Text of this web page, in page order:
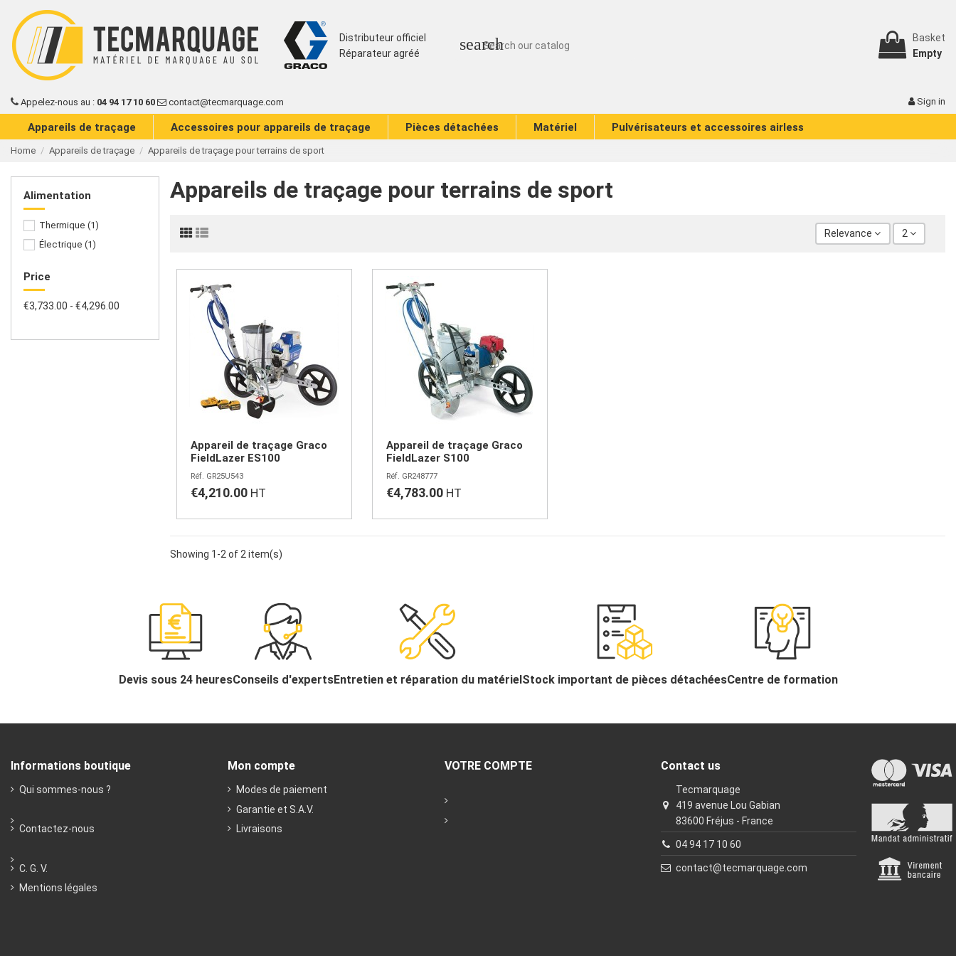
Distributeur officiel
Réparateur agréé
search
Basket
Empty
Appelez-nous au : 04 94 17 10 60 contact@tecmarquage.com Sign in
Appareils de traçage Accessoires pour appareils de traçage Pièces détachées Matériel Pulvérisateurs et accessoires airless
Home Appareils de traçage Appareils de traçage pour terrains de sport
Appareils de traçage pour terrains de sport
Relevance 2
Appareil de traçage Graco
FieldLazer ES100
GR25U543
€4,210.00
Appareil de traçage Graco
FieldLazer S100
GR248777
€4,783.00
Showing 1-2 of 2 item(s)
Alimentation
Thermique (1)
Électrique (1)
Price
€3,733.00 - €4,296.00
Devis sous 24 heuresConseils d'expertsEntretien et réparation du matériel Stock important de pièces détachéesCentre de formation
Informations boutique
Qui sommes-nous ?
Contactez-nous
C. G. V.
Mentions légales
Mon compte
Modes de paiement
Garantie et S.A.V.
Livraisons
VOTRE COMPTE Contact us
Tecmarquage
419 avenue Lou Gabian
83600 Fréjus - France
04 94 17 10 60
contact@tecmarquage.com